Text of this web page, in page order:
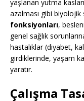
yaşlanan yutma
azalması gibi biyolojik
fonksiyonları,
genel sağlık
hastalıklar (diyabet,
girdiklerinde, yaşam
yaratır.
Çalışma